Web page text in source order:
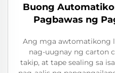
Buong
Pagbawas ng
Ang mga awtomatikong
nag-uugnay ng carton
takip, at tape sealing sa